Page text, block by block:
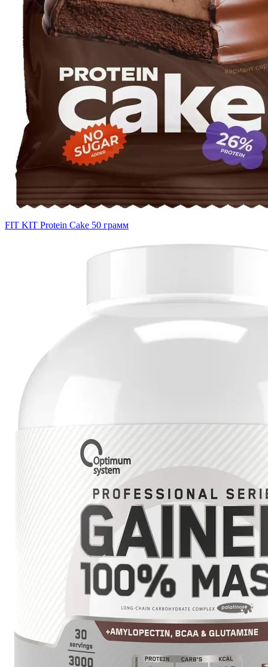
FIT KIT Protein Cake 50 грамм